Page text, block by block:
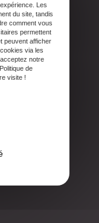
Les
du site, tandis
comment vous
permettent
peuvent afficher
via les
notre
de
visite !